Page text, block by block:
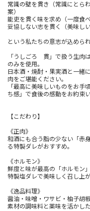
常識の壁を貫き（常識にとら
案）
能吏を貫く味を求め（一度食
妥協しない志を貫く（美味し
という私たちの意志が込められ
「うしごろ 貫」で扱う生肉
のみを使用。
日本酒・焼酎・果実酒と一緒
肉をご堪能ください。
「最高に美味しいものをお
ち感」で食後の感動をお約束い
【こだわり】
《正肉》
和酒にも合う脂の少ない「赤
る特製ダレがおすすめ。
《ホルモン》
鮮度と味が最高の「ホルモン
特製塩ダレで美味しく召し上が
《逸品料理》
醤油・味噌・ワサビ・柚子胡
素材の調味料と薬味を活かし